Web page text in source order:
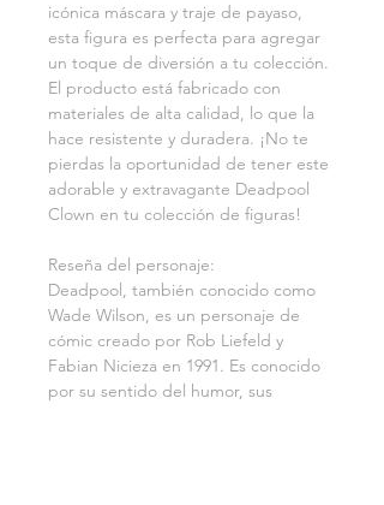
icónica máscara y traje de payaso,
esta figura es perfecta para agregar
un toque de diversión a tu colección.
El producto está fabricado con
materiales de alta calidad, lo que la
hace resistente y duradera. ¡No te
pierdas la oportunidad de tener este
adorable y extravagante Deadpool
Clown en tu colección de figuras!
Reseña del personaje:
Deadpool, también conocido como
Wade Wilson, es un personaje de
cómic creado por Rob Liefeld y
Fabian Nicieza en 1991. Es conocido
por su sentido del humor, sus